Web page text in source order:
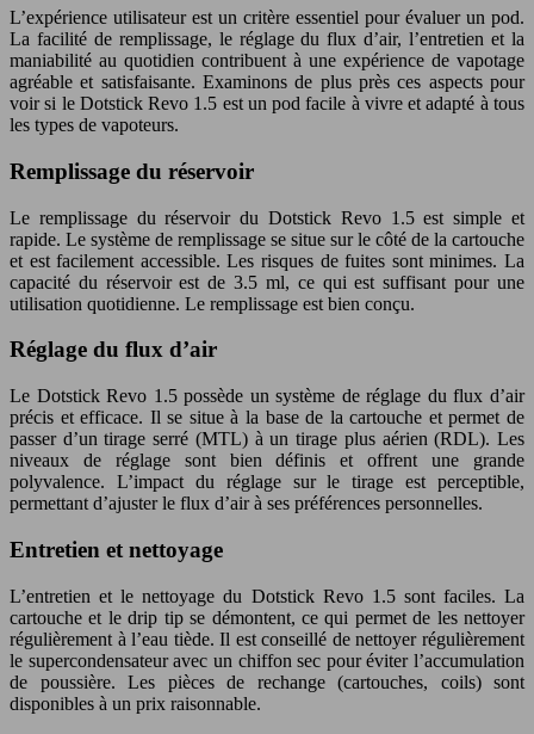
L’expérience utilisateur est un critère essentiel pour évaluer un pod.
La facilité de remplissage, le réglage du flux d’air, l’entretien et la
maniabilité au quotidien contribuent à une expérience de vapotage
agréable et satisfaisante. Examinons de plus près ces aspects pour
voir si le Dotstick Revo 1.5 est un pod facile à vivre et adapté à tous
les types de vapoteurs.
Remplissage du réservoir
Le remplissage du réservoir du Dotstick Revo 1.5est simple et
rapide. Le système de remplissage se situe sur le côté de la cartouche
et est facilement accessible. Les risques de fuites sont minimes. La
capacité du réservoir est de 3.5 ml, ce qui est suffisant pour une
utilisation quotidienne. Le remplissage est bien conçu.
Réglage du flux d’air
Le Dotstick Revo 1.5possède un système de réglage du flux d’air
précis et efficace. Il se situe à la base de la cartouche et permet de
passer d’un tirage serré (MTL) à un tirage plus aérien (RDL). Les
niveaux de réglage sont bien définis et offrent une grande
polyvalence. L’impact du réglage sur le tirage est perceptible,
permettant d’ajuster le flux d’air à ses préférences personnelles.
Entretien et nettoyage
L’entretien et le nettoyage du Dotstick Revo 1.5 sont faciles. La
cartouche et le drip tip se démontent, ce qui permet de les nettoyer
régulièrement à l’eau tiède. Il est conseillé de nettoyer régulièrement
le supercondensateur avec un chiffon sec pour éviter l’accumulation
de poussière. Les pièces de rechange (cartouches, coils) sont
disponibles à un prix raisonnable.